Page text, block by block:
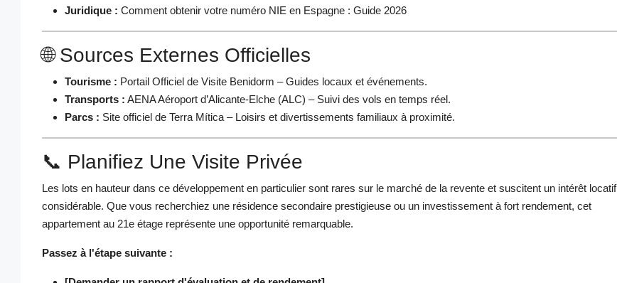
Juridique : Comment obtenir votre numéro NIE en Espagne : Guide 2026
🌐 Sources Externes Officielles
Tourisme : Portail Officiel de Visite Benidorm – Guides locaux et événements.
Transports : AENA Aéroport d’Alicante-Elche (ALC) – Suivi des vols en temps réel.
Parcs : Site officiel de Terra Mítica – Loisirs et divertissements familiaux à proximité.
📞 Planifiez Une Visite Privée
Les lots en hauteur dans ce développement en particulier sont rares sur le marché de la revente et suscitent un intérêt locatif
considérable. Que vous recherchiez une résidence secondaire prestigieuse ou un investissement à fort rendement, cet
appartement au 21e étage représente une opportunité remarquable.
Passez à l'étape suivante :